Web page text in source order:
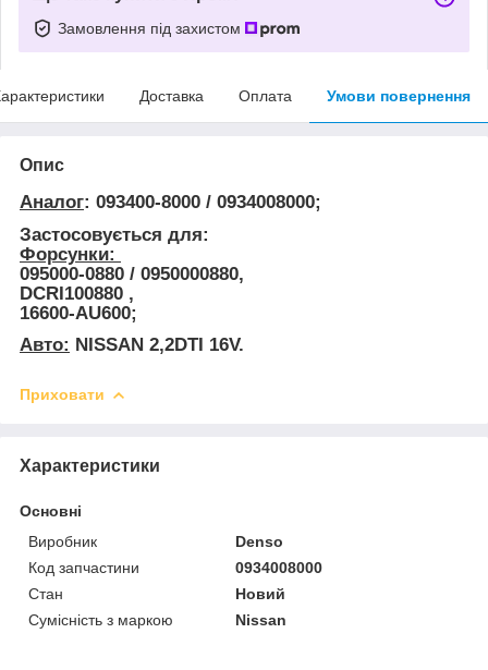
Замовлення під захистом
Доставка Оплата Умови повернення
Опис
Аналог: 093400-8000 / 0934008000;
Застосовується для:
Форсунки:
095000-0880 / 0950000880,
DCRI100880 ,
16600-AU600;
Авто: NISSAN 2,2DTI 16V.
Приховати
Характеристики
Основні
Виробник
Denso
Код запчастини
0934008000
Стан
Новий
Сумісність з маркою
Nissan